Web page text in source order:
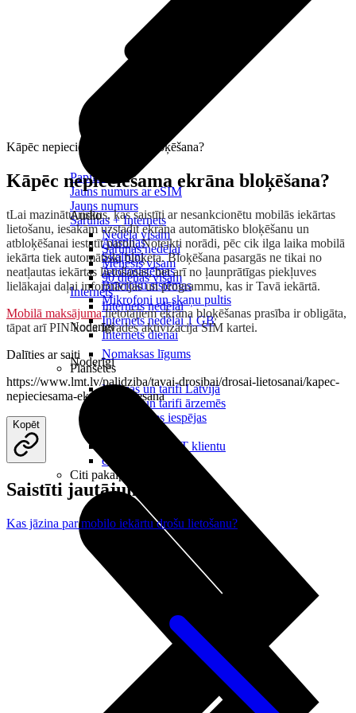
Papildināt
Jauns numurs ar eSIM
Jauns numurs
Sarunas + Internets
Nedēļa visam
Sarunas nedēļai
Mēnesis visam
90 dienas visam
Internets
Internets nedēļai
Internets nedēļai 1 GB
Internets dienai
Noderīgi
Maksas un tarifi Latvijā
Maksas un tarifi ārzemēs
LMT Kartes iespējas
Kā kļūt par LMT klientu
eSIM tehnoloģija
Citi pakalpojumi
Audio
Austiņas
Skaļruņi
Audiosistēmas
Brīvroku sistēmas
Mikrofoni un skaņu pultis
Noderīgi
Nomaksas līgums
Planšetes
Kāpēc nepieciešama ekrāna bloķēšana?
Kāpēc nepieciešama ekrāna bloķēšana?
tLai mazinātu riskus, kas saistīti ar nesankcionētu mobilās iekārtas
lietošanu, iesakām uzstādīt ekrāna automātisko bloķēšanu un
atbloķēšanai iestatīt paroli. Noteikti norādi, pēc cik ilga laika mobilā
iekārta tiek automātiski bloķēta. Bloķēšana pasargās ne tikai no
neatļautas iekārtas lietošanas, bet arī no ļaunprātīgas piekļuves
lielākajai daļai informācijas un programmu, kas ir Tavā iekārtā.
Mobilā maksājumalietotājiem ekrāna bloķēšanas prasība ir obligāta,
tāpat arī PIN koda ievades aktivizācija SIM kartei.
Dalīties ar saiti
https://www.lmt.lv/palidziba/tavai-drosibai/drosai-lietosanai/kapec-
nepieciesama-ekrana-blokesana
Kopēt
Saistīti jautājumi
Kas jāzina par mobilo iekārtu drošu lietošanu?